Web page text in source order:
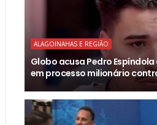
ALAGOINAHAS E REGIÃO
Globo acusa Pedro Espíndola
em processo milionário